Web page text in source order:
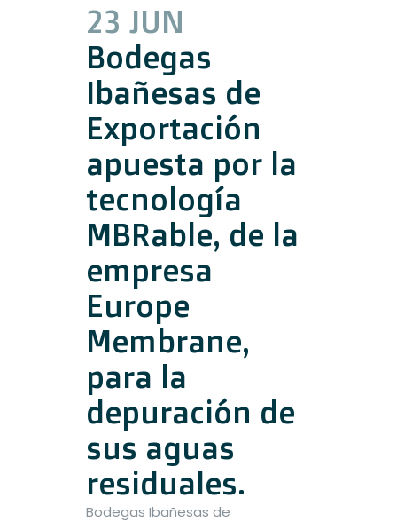
23 JUN
Bodegas
Ibañesas de
Exportación
apuesta por la
tecnología
MBRable, de la
empresa
Europe
Membrane,
para la
depuración de
sus aguas
residuales.
Bodegas Ibañesas de